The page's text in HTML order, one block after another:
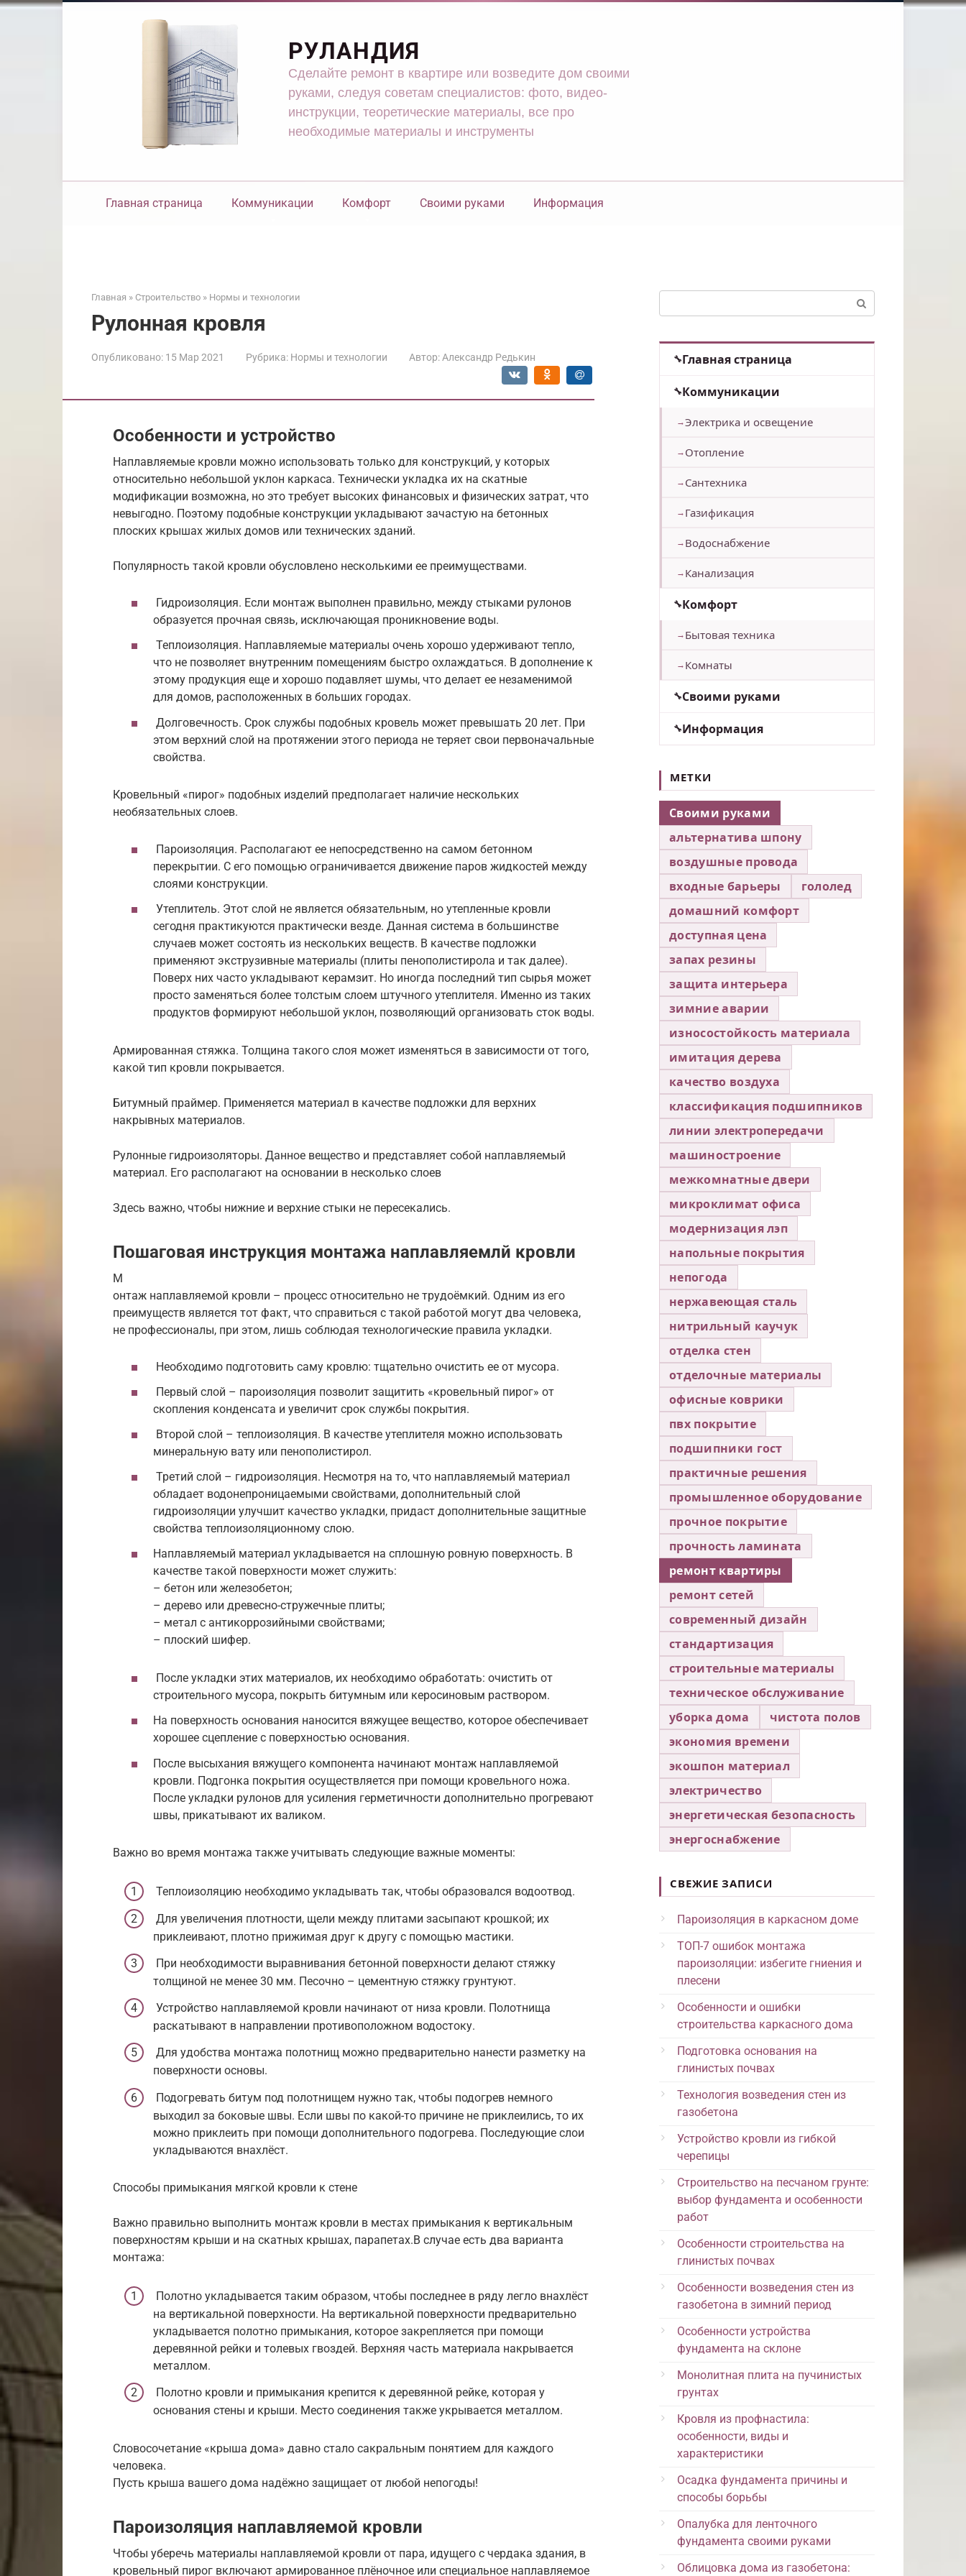
Перейти
РУЛАНДИЯ
Сделайте ремонт в квартире или возведите дом своими
руками, следуя советам специалистов: фото, видео-
инструкции, теоретические материалы, все про
необходимые материалы и инструменты
Главная страница Коммуникации Комфорт Своими руками Информация
Главная » Строительство » Нормы и технологии
Рулонная кровля
Опубликовано: 15 Мар 2021 Рубрика: Нормы и технологии Автор: Александр Редькин
Особенности и устройство
Наплавляемые кровли можно использовать только для конструкций, у которых
относительно небольшой уклон каркаса. Технически укладка их на скатные
модификации возможна, но это требует высоких финансовых и физических затрат, что
невыгодно. Поэтому подобные конструкции укладывают зачастую на бетонных
плоских крышах жилых домов или технических зданий.
Популярность такой кровли обусловлено несколькими ее преимуществами.
Гидроизоляция. Если монтаж выполнен правильно, между стыками рулонов
образуется прочная связь, исключающая проникновение воды.
Теплоизоляция. Наплавляемые материалы очень хорошо удерживают тепло,
что не позволяет внутренним помещениям быстро охлаждаться. В дополнение к
этому продукция еще и хорошо подавляет шумы, что делает ее незаменимой
для домов, расположенных в больших городах.
Долговечность. Срок службы подобных кровель может превышать 20 лет. При
этом верхний слой на протяжении этого периода не теряет свои первоначальные
свойства.
Кровельный «пирог» подобных изделий предполагает наличие нескольких
необязательных слоев.
Пароизоляция. Располагают ее непосредственно на самом бетонном
перекрытии. С его помощью ограничивается движение паров жидкостей между
слоями конструкции.
Утеплитель. Этот слой не является обязательным, но утепленные кровли
сегодня практикуются практически везде. Данная система в большинстве
случаев может состоять из нескольких веществ. В качестве подложки
применяют экструзивные материалы (плиты пенополистирола и так далее).
Поверх них часто укладывают керамзит. Но иногда последний тип сырья может
просто заменяться более толстым слоем штучного утеплителя. Именно из таких
продуктов формируют небольшой уклон, позволяющий организовать сток воды.
Армированная стяжка. Толщина такого слоя может изменяться в зависимости от того,
какой тип кровли покрывается.
Битумный праймер. Применяется материал в качестве подложки для верхних
накрывных материалов.
Рулонные гидроизоляторы. Данное вещество и представляет собой наплавляемый
материал. Его располагают на основании в несколько слоев
Здесь важно, чтобы нижние и верхние стыки не пересекались.
Пошаговая инструкция монтажа наплавляемлй кровли
М
онтаж наплавляемой кровли – процесс относительно не трудоёмкий. Одним из его
преимуществ является тот факт, что справиться с такой работой могут два человека,
не профессионалы, при этом, лишь соблюдая технологические правила укладки.
Необходимо подготовить саму кровлю: тщательно очистить ее от мусора.
Первый слой – пароизоляция позволит защитить «кровельный пирог» от
скопления конденсата и увеличит срок службы покрытия.
Второй слой – теплоизоляция. В качестве утеплителя можно использовать
минеральную вату или пенополистирол.
Третий слой – гидроизоляция. Несмотря на то, что наплавляемый материал
обладает водонепроницаемыми свойствами, дополнительный слой
гидроизоляции улучшит качество укладки, придаст дополнительные защитные
свойства теплоизоляционному слою.
Наплавляемый материал укладывается на сплошную ровную поверхность. В
качестве такой поверхности может служить:
– бетон или железобетон;
– дерево или древесно-стружечные плиты;
– метал с антикоррозийными свойствами;
– плоский шифер.
После укладки этих материалов, их необходимо обработать: очистить от
строительного мусора, покрыть битумным или керосиновым раствором.
На поверхность основания наносится вяжущее вещество, которое обеспечивает
хорошее сцепление с поверхностью основания.
После высыхания вяжущего компонента начинают монтаж наплавляемой
кровли. Подгонка покрытия осуществляется при помощи кровельного ножа.
После укладки рулонов для усиления герметичности дополнительно прогревают
швы, прикатывают их валиком.
Важно во время монтажа также учитывать следующие важные моменты:
Теплоизоляцию необходимо укладывать так, чтобы образовался водоотвод.
Для увеличения плотности, щели между плитами засыпают крошкой; их
приклеивают, плотно прижимая друг к другу с помощью мастики.
При необходимости выравнивания бетонной поверхности делают стяжку
толщиной не менее 30 мм. Песочно – цементную стяжку грунтуют.
Устройство наплавляемой кровли начинают от низа кровли. Полотнища
раскатывают в направлении противоположном водостоку.
Для удобства монтажа полотнищ можно предварительно нанести разметку на
поверхности основы.
Подогревать битум под полотнищем нужно так, чтобы подогрев немного
выходил за боковые швы. Если швы по какой-то причине не приклеились, то их
можно приклеить при помощи дополнительного подогрева. Последующие слои
укладываются внахлёст.
Способы примыкания мягкой кровли к стене
Важно правильно выполнить монтаж кровли в местах примыкания к вертикальным
поверхностям крыши и на скатных крышах, парапетах.В случае есть два варианта
монтажа:
Полотно укладывается таким образом, чтобы последнее в ряду легло внахлёст
на вертикальной поверхности. На вертикальной поверхности предварительно
укладывается полотно примыкания, которое закрепляется при помощи
деревянной рейки и толевых гвоздей. Верхняя часть материала накрывается
металлом.
Полотно кровли и примыкания крепится к деревянной рейке, которая у
основания стены и крыши. Место соединения также укрывается металлом.
Словосочетание «крыша дома» давно стало сакральным понятием для каждого
человека.
Пусть крыша вашего дома надёжно защищает от любой непогоды!
Пароизоляция наплавляемой кровли
Чтобы уберечь материалы наплавляемой кровли от пара, идущего с чердака здания, в
кровельный пирог включают армированное плёночное или специальное наплавляемое
Главная страница
Коммуникации
Электрика и освещение
Отопление
Сантехника
Газификация
Водоснабжение
Канализация
Комфорт
Бытовая техника
Комнаты
Своими руками
Информация
МЕТКИ
Своими руками
альтернатива шпону
воздушные провода
входные барьеры
гололед
домашний комфорт
доступная цена
запах резины
защита интерьера
зимние аварии
износостойкость материала
имитация дерева
качество воздуха
классификация подшипников
линии электропередачи
машиностроение
межкомнатные двери
микроклимат офиса
модернизация лэп
напольные покрытия
непогода
нержавеющая сталь
нитрильный каучук
отделка стен
отделочные материалы
офисные коврики
пвх покрытие
подшипники гост
практичные решения
промышленное оборудование
прочное покрытие
прочность ламината
ремонт квартиры
ремонт сетей
современный дизайн
стандартизация
строительные материалы
техническое обслуживание
уборка дома
чистота полов
экономия времени
экошпон материал
электричество
энергетическая безопасность
энергоснабжение
СВЕЖИЕ ЗАПИСИ
Пароизоляция в каркасном доме
ТОП-7 ошибок монтажа
пароизоляции: избегите гниения и
плесени
Особенности и ошибки
строительства каркасного дома
Подготовка основания на
глинистых почвах
Технология возведения стен из
газобетона
Устройство кровли из гибкой
черепицы
Строительство на песчаном грунте:
выбор фундамента и особенности
работ
Особенности строительства на
глинистых почвах
Особенности возведения стен из
газобетона в зимний период
Особенности устройства
фундамента на склоне
Монолитная плита на пучинистых
грунтах
Кровля из профнастила:
особенности, виды и
характеристики
Осадка фундамента причины и
способы борьбы
Опалубка для ленточного
фундамента своими руками
Облицовка дома из газобетона: